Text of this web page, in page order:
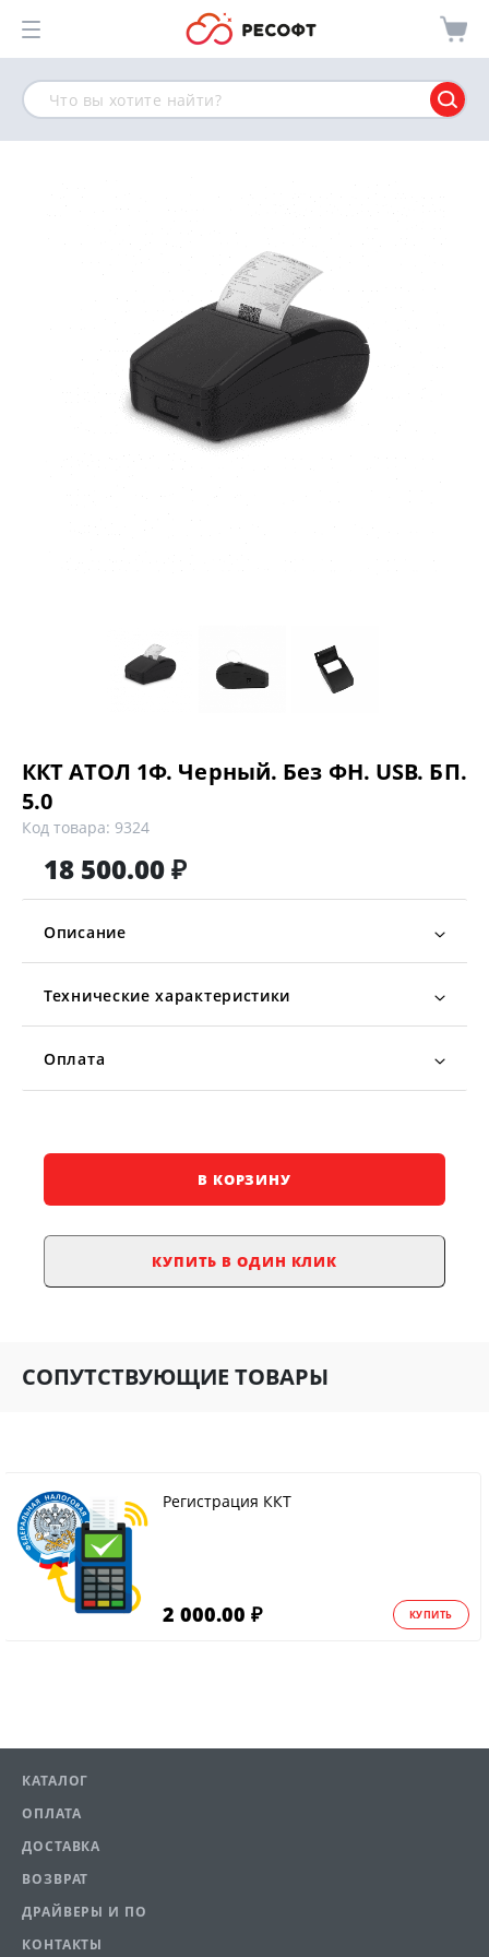
ККТ АТОЛ 1Ф. Черный. Без ФН. USB. БП.
5.0
Код товара: 9324
18 500.00 ₽
Описание
Технические характеристики
Оплата
В КОРЗИНУ
КУПИТЬ В ОДИН КЛИК
СОПУТСТВУЮЩИЕ ТОВАРЫ
Регистрация ККТ
2 000.00 ₽ КУПИТЬ
КАТАЛОГ
ОПЛАТА
ДОСТАВКА
ВОЗВРАТ
ДРАЙВЕРЫ И ПО
КОНТАКТЫ